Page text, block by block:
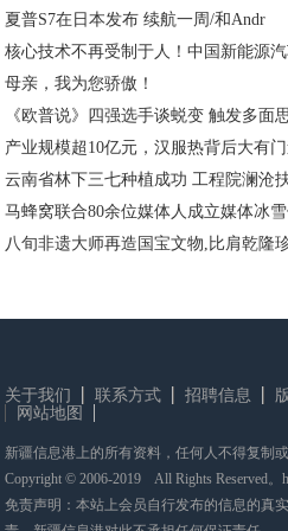
夏普S7在日本发布 续航一周/和Andr
核心技术不再受制于人！中国新能源
母亲，我为您骄傲！
《欧普说》四强选手谈蜕变 触发多面
产业规模超10亿元，汉服热背后大有
云南省林下三七种植成功 工程院澜沧
马蜂窝联合80余位媒体人成立媒体冰
八旬非遗大师再造国宝文物,比肩乾隆
关于我们 联系方式 招聘信息
网站地图
新疆信息港上的所有资料，任何人不得复制
Copyright © 2006-2019 All Rights Reserved
免责声明：本站上会员自行发布的信息的真